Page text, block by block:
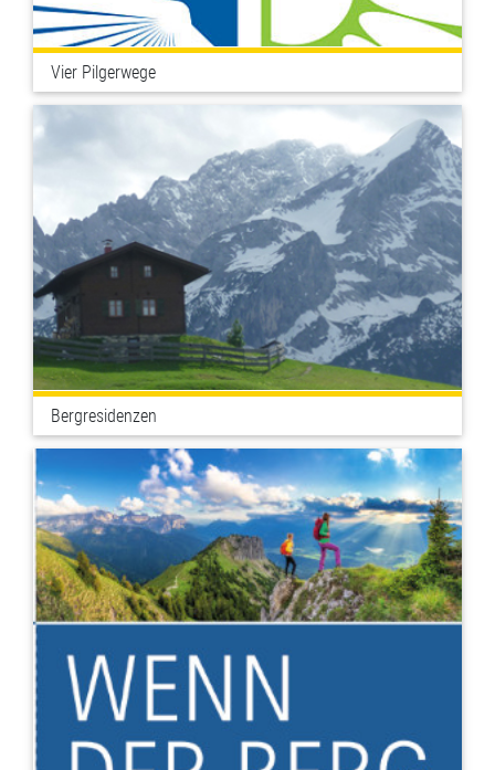
Vier Pilgerwege
Bergresidenzen